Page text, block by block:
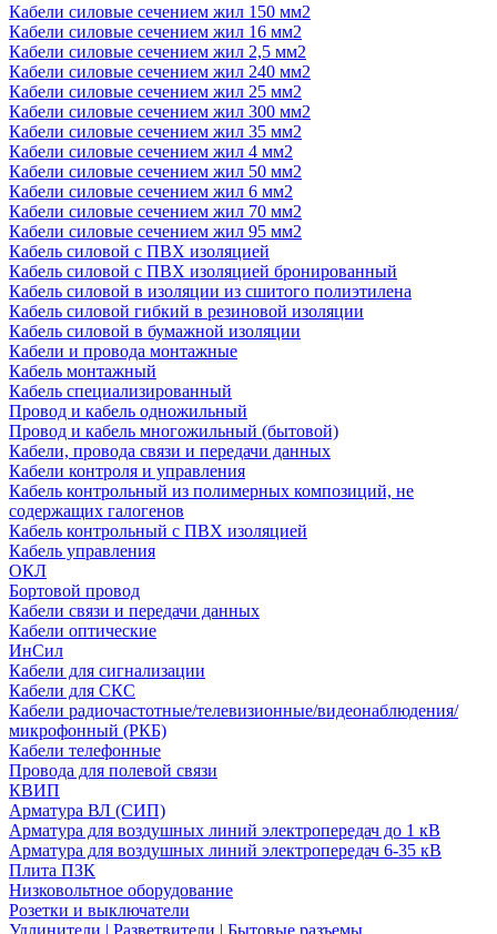
Кабели силовые сечением жил 150 мм2
Кабели силовые сечением жил 16 мм2
Кабели силовые сечением жил 2,5 мм2
Кабели силовые сечением жил 240 мм2
Кабели силовые сечением жил 25 мм2
Кабели силовые сечением жил 300 мм2
Кабели силовые сечением жил 35 мм2
Кабели силовые сечением жил 4 мм2
Кабели силовые сечением жил 50 мм2
Кабели силовые сечением жил 6 мм2
Кабели силовые сечением жил 70 мм2
Кабели силовые сечением жил 95 мм2
Кабель силовой с ПВХ изоляцией
Кабель силовой с ПВХ изоляцией бронированный
Кабель силовой в изоляции из сшитого полиэтилена
Кабель силовой гибкий в резиновой изоляции
Кабель силовой в бумажной изоляции
Кабели и провода монтажные
Кабель монтажный
Кабель специализированный
Провод и кабель одножильный
Провод и кабель многожильный (бытовой)
Кабели, провода связи и передачи данных
Кабели контроля и управления
Кабель контрольный из полимерных композиций, не
содержащих галогенов
Кабель контрольный с ПВХ изоляцией
Кабель управления
ОКЛ
Бортовой провод
Кабели связи и передачи данных
Кабели оптические
ИнСил
Кабели для сигнализации
Кабели для СКС
Кабели радиочастотные/телевизионные/видеонаблюдения/
микрофонный (РКБ)
Кабели телефонные
Провода для полевой связи
КВИП
Арматура ВЛ (СИП)
Арматура для воздушных линий электропередач до 1 кВ
Арматура для воздушных линий электропередач 6-35 кВ
Плита ПЗК
Низковольтное оборудование
Розетки и выключатели
Удлинители | Разветвители | Бытовые разъемы